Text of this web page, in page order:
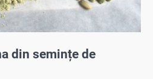
din semințe de